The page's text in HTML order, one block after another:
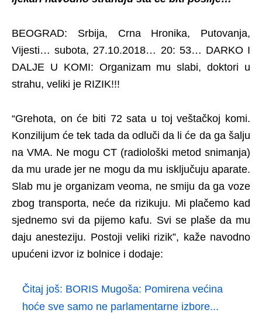
BEOGRAD: Srbija, Crna Hronika, Putovanja,
Vijesti… subota, 27.10.2018… 20: 53… DARKO I
DALJE U KOMI: Organizam mu slabi, doktori u
strahu, veliki je RIZIK!!!
“Grehota, on će biti 72 sata u toj veštačkoj komi.
Konzilijum će tek tada da odluči da li će da ga šalju
na VMA. Ne mogu CT (radiološki metod snimanja)
da mu urade jer ne mogu da mu isključuju aparate.
Slab mu je organizam veoma, ne smiju da ga voze
zbog transporta, neće da rizikuju. Mi plačemo kad
sjednemo svi da pijemo kafu. Svi se plaše da mu
daju anesteziju. Postoji veliki rizik”, kaže navodno
upućeni izvor iz bolnice i dodaje:
Čitaj još: BORIS Mugoša: Pomirena većina
hoće sve samo ne parlamentarne izbore...